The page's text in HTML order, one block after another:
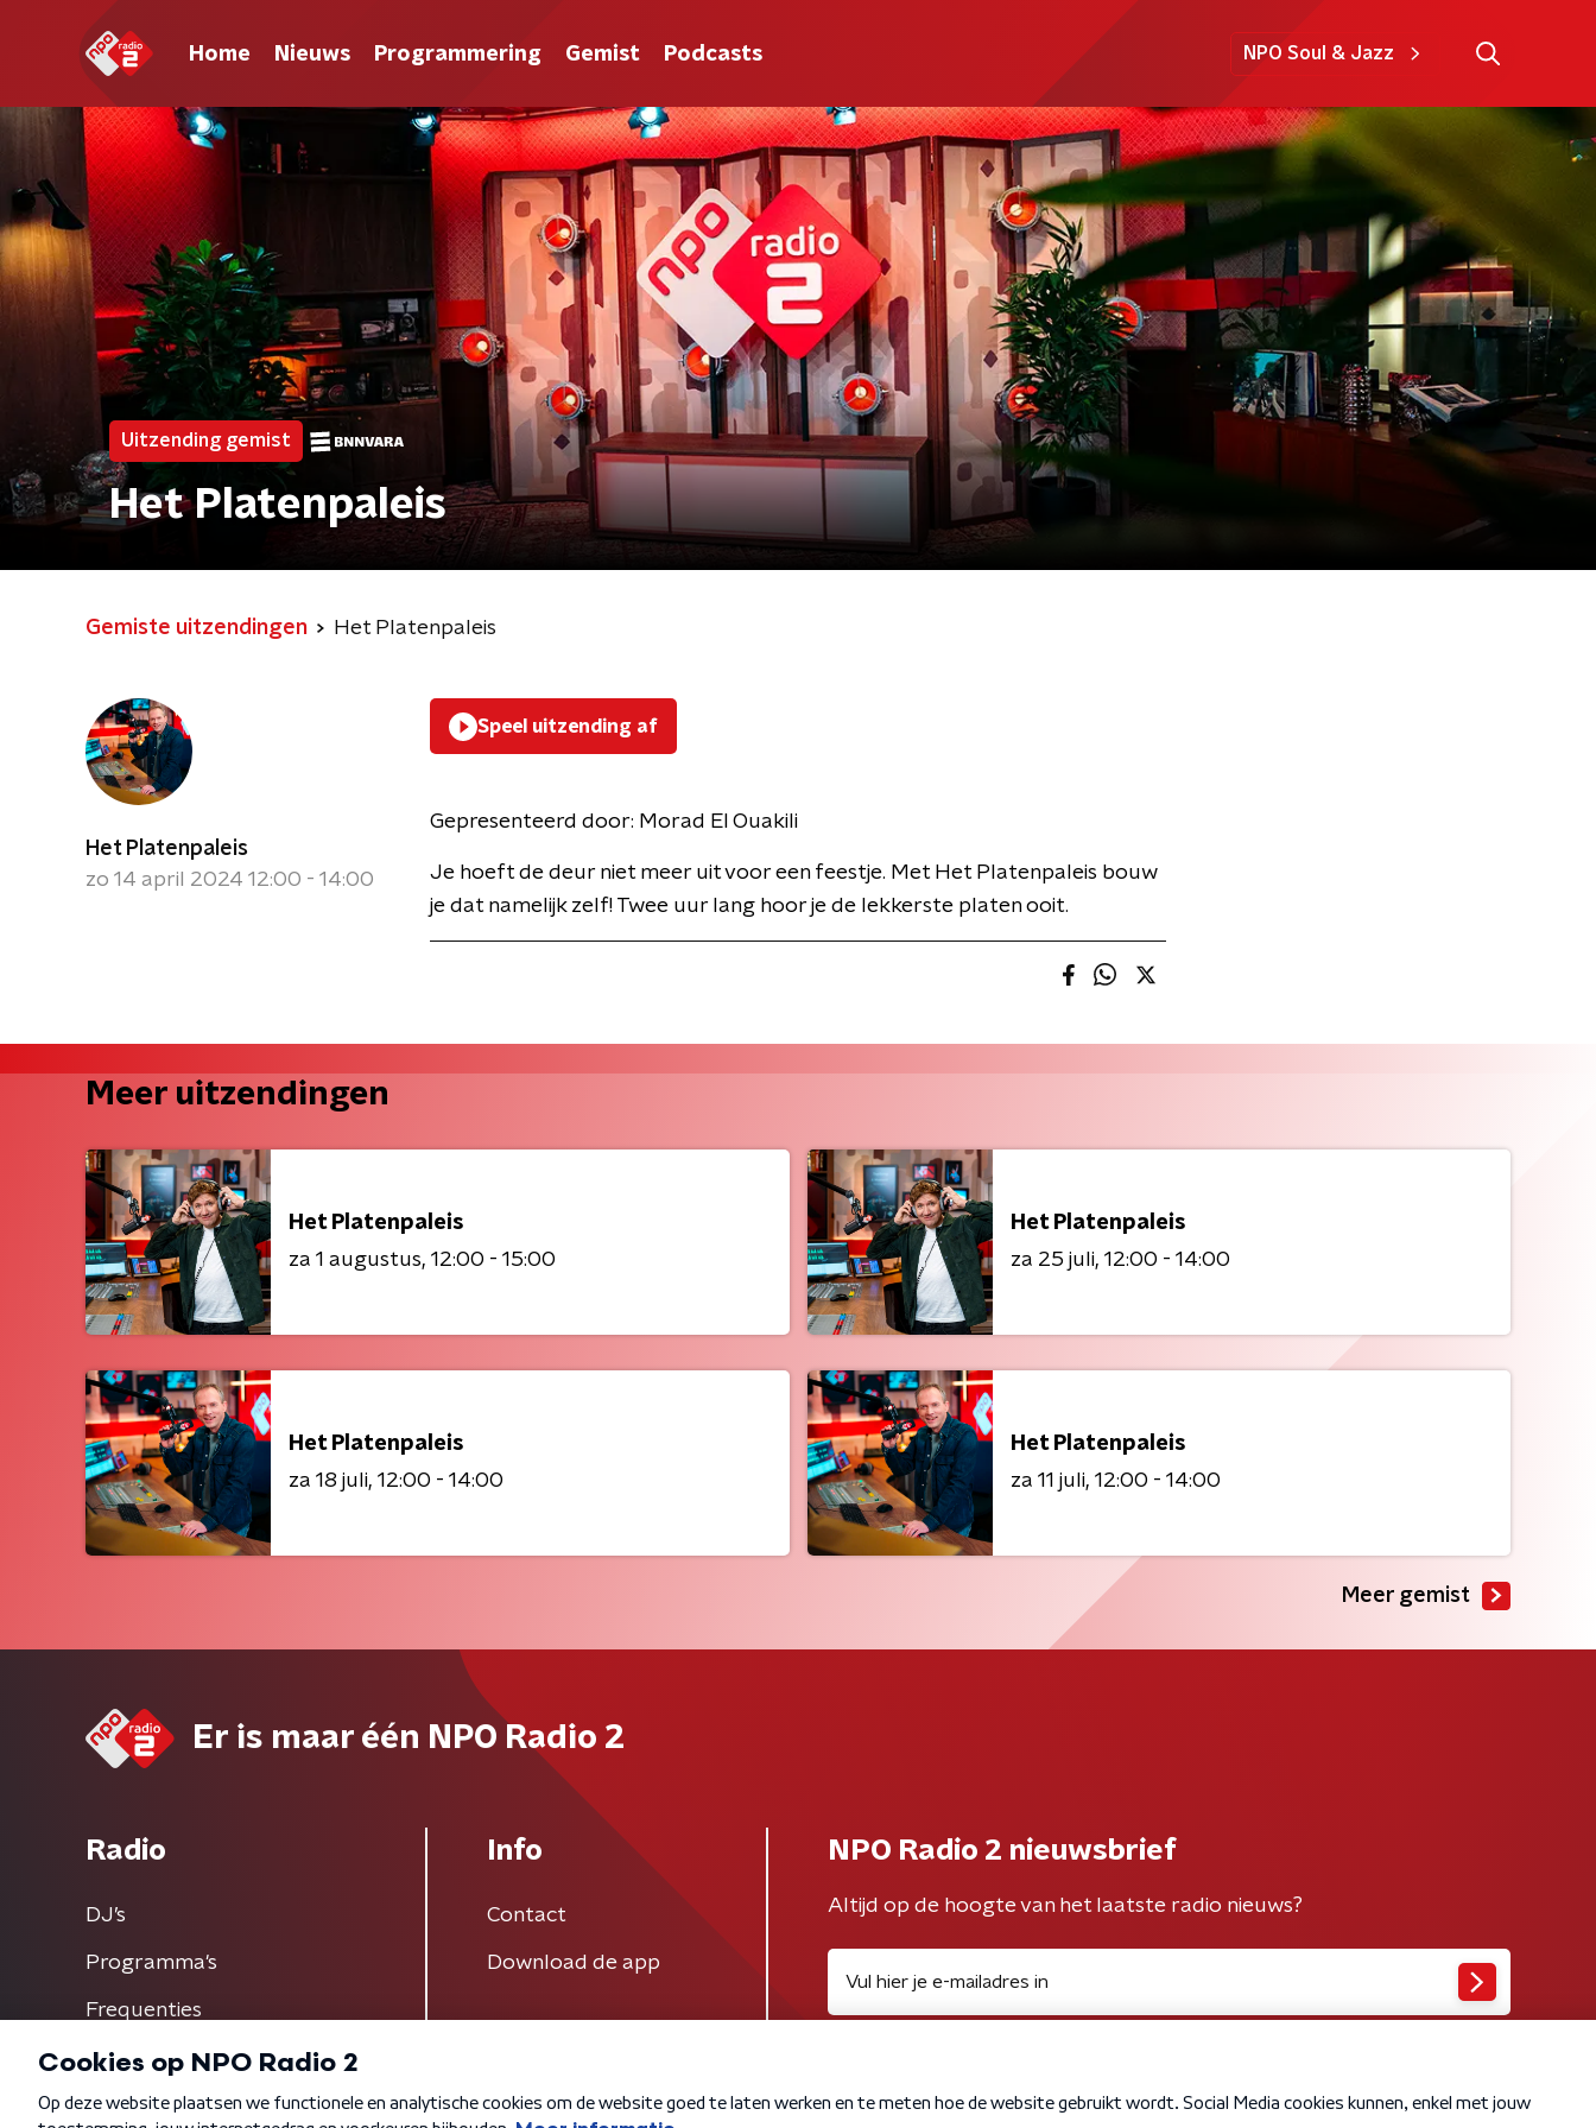
Home Nieuws Programmering Gemist Podcasts NPO Soul & Jazz
Uitzending gemist
Het Platenpaleis
Gemiste uitzendingen Het Platenpaleis
Het Platenpaleis
zo 14 april 2024 12:00 - 14:00
Speel uitzending af
Gepresenteerd door: Morad El Ouakili
Je hoeft de deur niet meer uit voor een feestje. Met Het Platenpaleis bouw
je dat namelijk zelf! Twee uur lang hoor je de lekkerste platen ooit.
Meer uitzendingen
Het Platenpaleis
za 1 augustus 12:00 - 15:00
Het Platenpaleis
za 25 juli 12:00 - 14:00
Het Platenpaleis
za 18 juli 12:00 - 14:00
Het Platenpaleis
za 11 juli 12:00 - 14:00
Meer gemist
Er is maar één NPO Radio 2
Radio
DJ’s
Programma's
Frequenties
Info
Contact
Download de app
NPO Radio 2 nieuwsbrief
Altijd op de hoogte van het laatste radio nieuws?